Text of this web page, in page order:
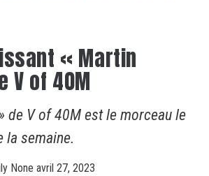
« Martin
V of 40M
de V of 40M est le morceau le
la semaine.
None avril 27, 2023